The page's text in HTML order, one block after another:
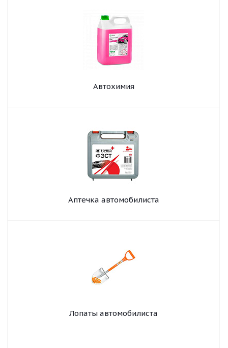
Автохимия
Аптечка автомобилиста
Лопаты автомобилиста